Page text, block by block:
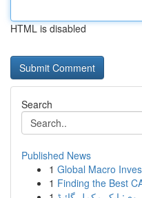
HTML is disabled
Search
Published News
1 Global Macro
1 Finding the Best